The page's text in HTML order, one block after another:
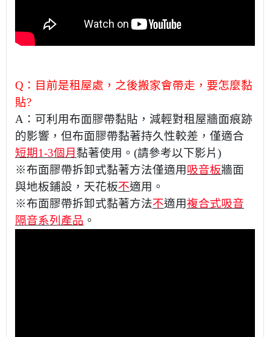
Q：目前是租屋處，之後搬家會帶走，要怎麼黏
貼?
A：可利用布面膠帶黏貼，減輕對租屋牆面痕跡
的影響，但布面膠帶黏著持久性較差，僅適合
短期1-3個月 黏著使用。 (請參考以下影片)
※布面膠帶拆卸式黏著方法僅適用吸音板牆面
與地板鋪設，天花板不適用。
※布面膠帶拆卸式黏著方法不適用複合式吸音
隔音系列產品 。